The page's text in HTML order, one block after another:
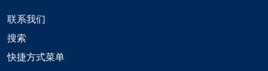
联系我们
搜索
快捷方式菜单